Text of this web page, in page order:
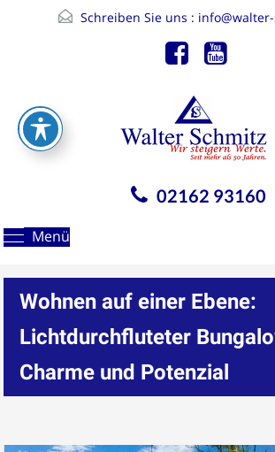
Schreiben Sie uns :
02162 93160
Menü
Wohnen auf einer Ebene:
Lichtdurchfluteter
Charme und Potenzial